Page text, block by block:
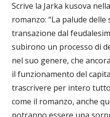
Scrive la Jarka kusova
romanzo: “La palude delle
transazione dal
subirono un processo di
nel suo genere, che
il funzionamento del
trascrivere per intero
come il romanzo, anche